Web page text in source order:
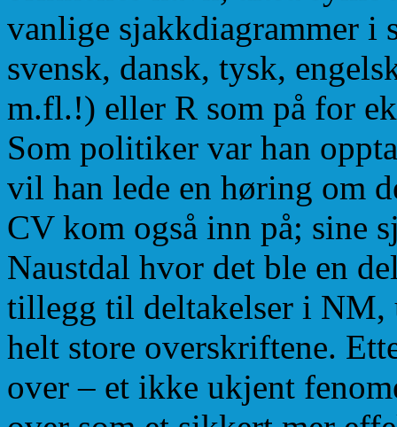
vanlige sjakkdiagrammer i
svensk, dansk, tysk,
m.fl.!) eller R som på for
Som politiker var han
vil han lede en høring om
CV kom også inn på; sine
Naustdal hvor det ble en
tillegg til deltakelser i NM,
helt store overskriftene.
over – et ikke ukjent